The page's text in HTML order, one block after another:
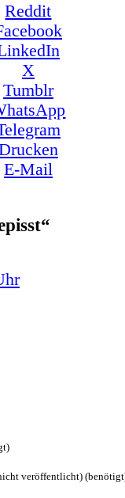
Reddit
X
Tumblr
E-Mail
veröffentlicht)